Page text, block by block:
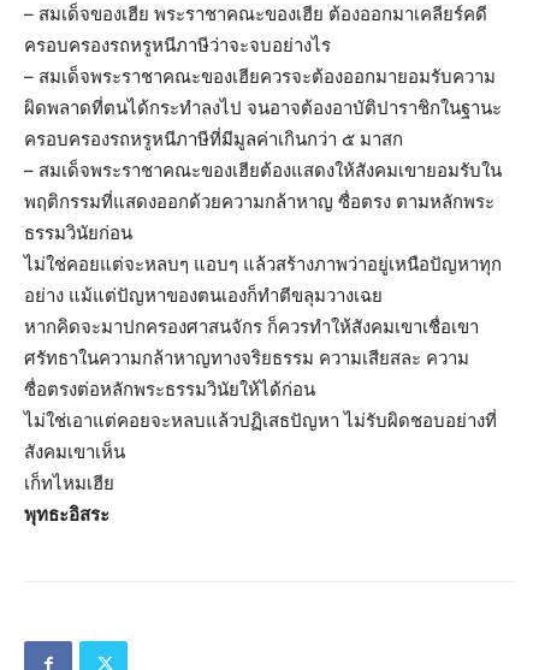
– สมเด็จของเฮีย พระราชาคณะของเฮีย ต้องออกมาเคลียร์คดี
ครอบครองรถหรูหนีภาษีว่าจะจบอย่างไร
– สมเด็จพระราชาคณะของเฮียควรจะต้องออกมายอมรับความ
ผิดพลาดที่ตนได้กระทำลงไป จนอาจต้องอาบัติปาราชิกในฐานะ
ครอบครองรถหรูหนีภาษีที่มีมูลค่าเกินกว่า ๕ มาสก
– สมเด็จพระราชาคณะของเฮียต้องแสดงให้สังคมเขายอมรับใน
พฤติกรรมที่แสดงออกด้วยความกล้าหาญ ซื่อตรง ตามหลักพระ
ธรรมวินัยก่อน
ไม่ใช่คอยแต่จะหลบๆ แอบๆ แล้วสร้างภาพว่าอยู่เหนือปัญหาทุก
อย่าง แม้แต่ปัญหาของตนเองก็ทำตีขลุมวางเฉย
หากคิดจะมาปกครองศาสนจักร ก็ควรทำให้สังคมเขาเชื่อเขา
ศรัทธาในความกล้าหาญทางจริยธรรม ความเสียสละ ความ
ซื่อตรงต่อหลักพระธรรมวินัยให้ได้ก่อน
ไม่ใช่เอาแต่คอยจะหลบแล้วปฏิเสธปัญหา ไม่รับผิดชอบอย่างที่
สังคมเขาเห็น
เก็ทไหมเฮีย
พุทธะอิสระ